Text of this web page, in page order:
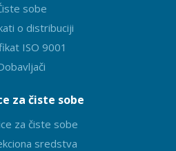
sobe
o distribuciji
ISO 9001
za čiste sobe
za čiste sobe
sredstva